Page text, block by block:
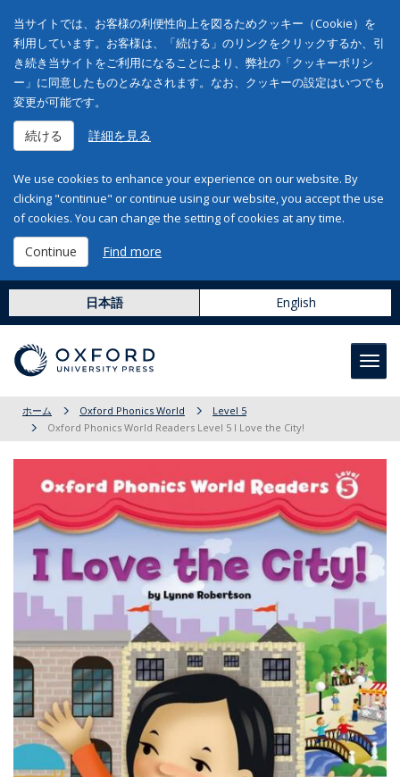
当サイトでは、お客様の利便性向上を図るためクッキー（Cookie）を
利用しています。お客様は、「続ける」のリンクをクリックするか、引
き続き当サイトをご利用になることにより、弊社の「クッキーポリシ
ー」に同意したものとみなされます。なお、クッキーの設定はいつでも
変更が可能です。
続ける 詳細を見る
We use cookies to enhance your experience on our website. By
clicking "continue" or continue using our website, you accept the use
of cookies. You can change the setting of cookies at any time.
Continue Find more
日本語 English
ホーム Oxford Phonics World
Level 5
Oxford Phonics World Readers Level 5 I Love the City!